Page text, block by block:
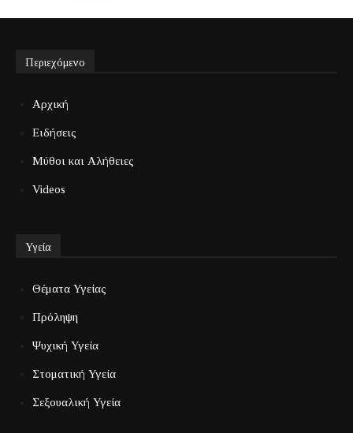
Περιεχόμενο
Αρχική
Ειδήσεις
Μύθοι και Αλήθειες
Videos
Υγεία
Θέματα Υγείας
Πρόληψη
Ψυχική Υγεία
Στοματική Υγεία
Σεξουαλική Υγεία